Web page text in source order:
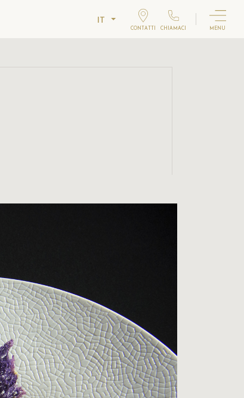
IT
CONTATTI CHIAMACI MENU